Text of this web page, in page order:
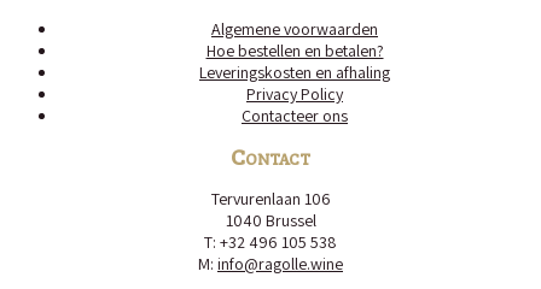
Algemene voorwaarden
Hoe bestellen en betalen?
Leveringskosten en afhaling
Privacy Policy
Contacteer ons
Contact
Tervurenlaan 106
1040 Brussel
T: +32 496 105 538
M: info@ragolle.wine